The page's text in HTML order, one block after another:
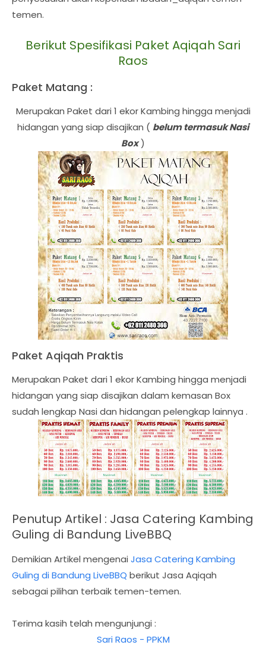
temen.
Berikut Spesifikasi Paket Aqiqah Sari
Raos
Paket Matang :
Merupakan Paket dari 1 ekor Kambing hingga menjadi
hidangan yang siap disajikan ( belum termasuk Nasi
Box)
Paket Aqiqah Praktis
Merupakan Paket dari 1 ekor Kambing hingga menjadi
hidangan yang siap disajikan dalam kemasan Box
sudah lengkap Nasi dan hidangan pelengkap lainnya .
Penutup Artikel : Jasa Catering Kambing
Guling di Bandung LiveBBQ
Demikian Artikel mengenai Jasa Catering Kambing
Guling di Bandung LiveBBQ berikut Jasa Aqiqah
sebagai pilihan terbaik temen-temen.
Terima kasih telah mengunjungi :
Sari Raos - PPKM